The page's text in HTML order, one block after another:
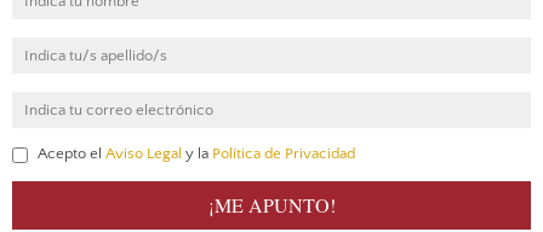
Acepto el Aviso Legal y la Política de Privacidad